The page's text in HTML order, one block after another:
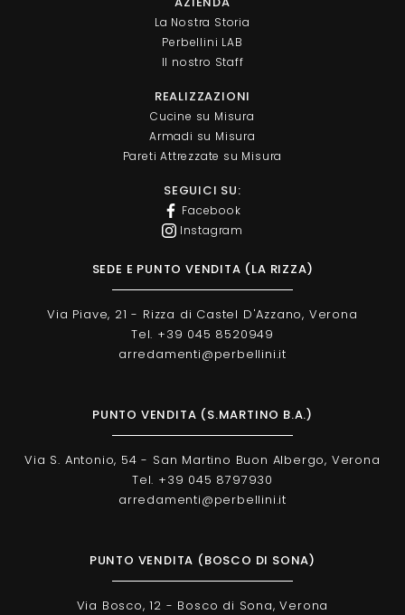
La Nostra Storia
Perbellini LAB
Il nostro Staff
REALIZZAZIONI
Cucine su Misura
Armadi su Misura
Pareti Attrezzate su Misura
SEGUICI SU:
Facebook
Instagram
SEDE E PUNTO VENDITA (LA RIZZA)
Via Piave, 21 - Rizza di Castel D'Azzano, Verona
Tel. +39 045 8520949
arredamenti@perbellini.it
PUNTO VENDITA (S.MARTINO B.A.)
Via S. Antonio, 54 - San Martino Buon Albergo, Verona
Tel. +39 045 8797930
arredamenti@perbellini.it
PUNTO VENDITA (BOSCO DI SONA)
Via Bosco, 12 - Bosco di Sona, Verona